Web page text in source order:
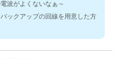
波がよくないなぁ～
ックアップの回線を用意した方